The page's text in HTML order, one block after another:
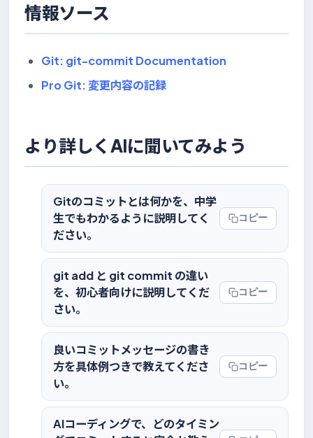
情報ソース
Git: git-commit Documentation
Pro Git: 変更内容の記録
より詳しくAIに聞いてみよう
Gitのコミットとは何かを、中学
生でもわかるように説明してく
ださい。
コピー
git add と git commit の違い
を、初心者向けに説明してくだ
さい。
コピー
良いコミットメッセージの書き
方を具体例つきで教えてくださ
い。
コピー
AIコーディングで、どのタイミン